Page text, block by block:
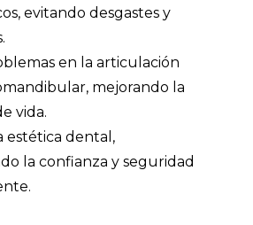
evitando desgastes y
en la articulación
mejorando la
vida.
estética dental,
la confianza y seguridad